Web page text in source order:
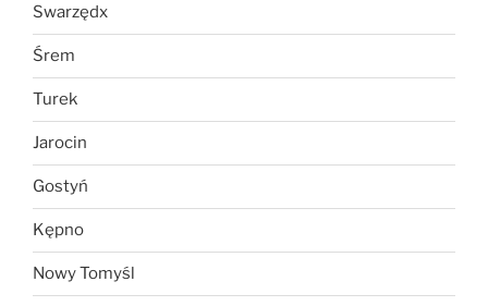
Swarzędx
Śrem
Turek
Jarocin
Gostyń
Kępno
Nowy Tomyśl